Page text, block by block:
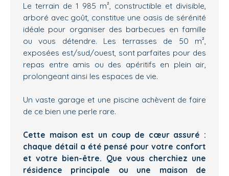
Le terrain de 1 985 m², constructible et divisible,
arboré avec goût, constitue une oasis de sérénité
idéale pour organiser des barbecues en famille
ou vous détendre. Les terrasses de 50 m²,
exposées est/sud/ouest, sont parfaites pour des
repas entre amis ou des apéritifs en plein air,
prolongeant ainsi les espaces de vie.
Un vaste garage et une piscine achèvent de faire
de ce bien une perle rare.
Cette maison est un coup de cœur assuré :
chaque détail a été pensé pour votre confort
et votre bien-être. Que vous cherchiez une
résidence principale ou une maison de